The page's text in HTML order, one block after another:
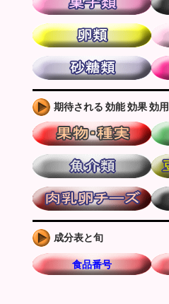
期待される 効能 効果 効用
成分表と旬
食品番号